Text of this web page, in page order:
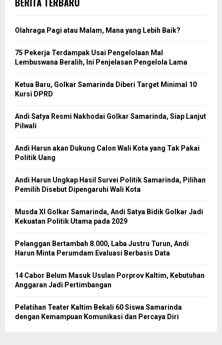
Olahraga Pagi atau Malam, Mana yang Lebih Baik?
75 Pekerja Terdampak Usai Pengelolaan Mal
Lembuswana Beralih, Ini Penjelasan Pengelola Lama
Ketua Baru, Golkar Samarinda Diberi Target Minimal 10
Kursi DPRD
Andi Satya Resmi Nakhodai Golkar Samarinda, Siap Lanjut
Pilwali
Andi Harun akan Dukung Calon Wali Kota yang Tak Pakai
Politik Uang
Andi Harun Ungkap Hasil Survei Politik Samarinda, Pilihan
Pemilih Disebut Dipengaruhi Wali Kota
Musda XI Golkar Samarinda, Andi Satya Bidik Golkar Jadi
Kekuatan Politik Utama pada 2029
Pelanggan Bertambah 8.000, Laba Justru Turun, Andi
Harun Minta Perumdam Evaluasi Berbasis Data
14 Cabor Belum Masuk Usulan Porprov Kaltim, Kebutuhan
Anggaran Jadi Pertimbangan
Pelatihan Teater Kaltim Bekali 60 Siswa Samarinda
dengan Kemampuan Komunikasi dan Percaya Diri